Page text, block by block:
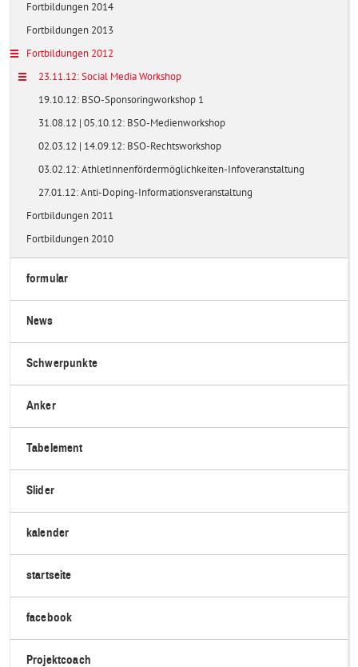
Fortbildungen 2014
Fortbildungen 2013
Fortbildungen 2012
23.11.12: Social Media Workshop
19.10.12: BSO-Sponsoringworkshop 1
31.08.12 | 05.10.12: BSO-Medienworkshop
02.03.12 | 14.09.12: BSO-Rechtsworkshop
03.02.12: AthletInnenfördermöglichkeiten-Infoveranstaltung
27.01.12: Anti-Doping-Informationsveranstaltung
Fortbildungen 2011
Fortbildungen 2010
formular
News
Schwerpunkte
Anker
Tabelement
Slider
kalender
startseite
facebook
Projektcoach